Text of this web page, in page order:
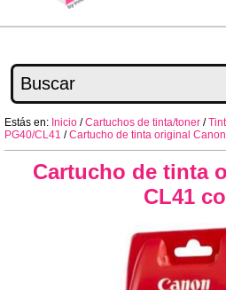
Estás en: Inicio /Cartuchos de tinta/toner /
PG40/CL41 /Cartucho de tinta original
Cartucho de tinta
CL41